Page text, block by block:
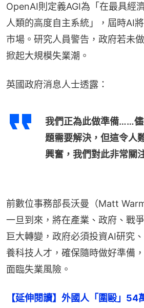
OpenAI則定義AGI為「在最具經
人類的高度自主系統」，屆時AI
市場。研究人員警告，政府若未
掀起大規模失業潮。
英國政府消息人士透露：
我們正為此做準備……儘
題需要解決，但這令人
興奮，我們對此非常關
前數位事務部長沃曼（Matt
一旦到來，將在產業、政府、戰
巨大轉變，政府必須投資AI研究
養科技人才，確保隨時做好準備
面臨失業風險。
【延伸閱讀】外國人「圍毆」54